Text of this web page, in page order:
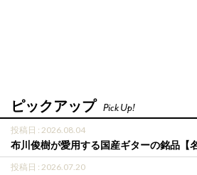
ピックアップ Pick Up!
投稿日 : 2026.08.04
布川俊樹が愛用する国産ギターの銘品【
投稿日 : 2026.07.20